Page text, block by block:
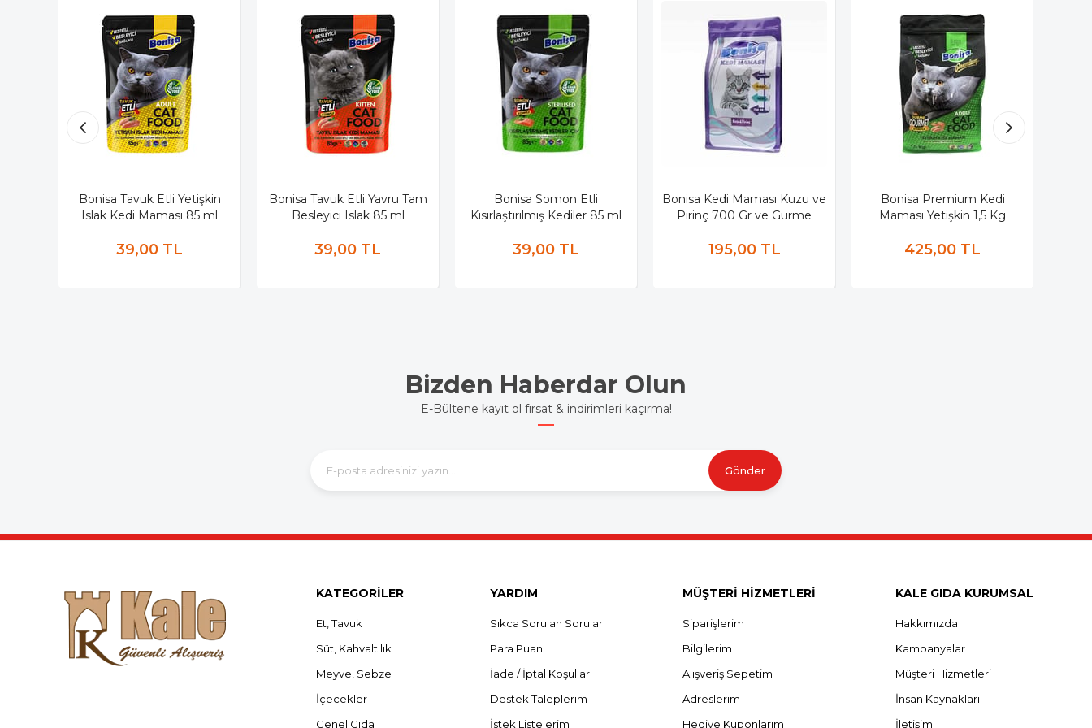
Bonisa Tavuk Etli Yetişkin
Islak Kedi Maması 85 ml
39,00 TL
Bonisa Tavuk Etli Yavru Tam
Besleyici Islak 85 ml
39,00 TL
Bonisa Somon Etli
Kısırlaştırılmış Kediler 85 ml
39,00 TL
Bonisa Kedi Maması Kuzu ve
Pirinç 700 Gr ve Gurme
195,00 TL
Bonisa Premium Kedi
Maması Yetişkin 1,5 Kg
425,00 TL
Bizden Haberdar Olun
E-Bültene kayıt ol fırsat & indirimleri kaçırma!
Gönder
KATEGORİLER
Et, Tavuk
Süt, Kahvaltılık
Meyve, Sebze
İçecekler
Genel Gıda
YARDIM
Sıkca Sorulan Sorular
Para Puan
İade / İptal Koşulları
Destek Taleplerim
İstek Listelerim
MÜŞTERİ HİZMETLERİ
Siparişlerim
Bilgilerim
Alışveriş Sepetim
Adreslerim
Hediye Kuponlarım
KALE GIDA KURUMSAL
Hakkımızda
Kampanyalar
Müşteri Hizmetleri
İnsan Kaynakları
İletişim